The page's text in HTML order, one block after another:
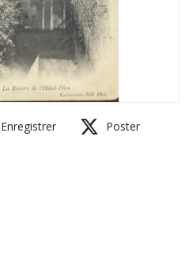
Enregistrer Poster